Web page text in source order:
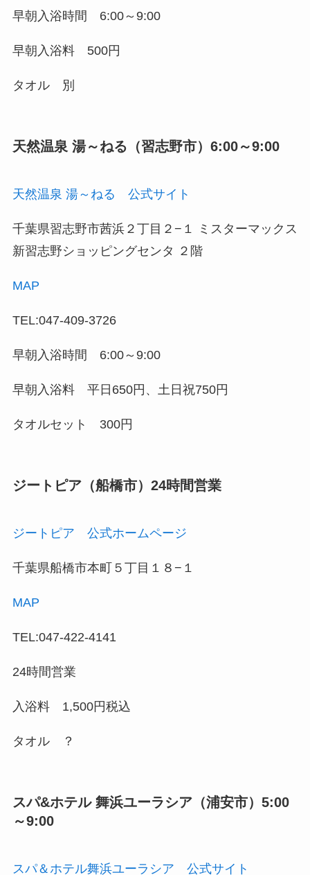
早朝入浴時間 6:00～9:00
早朝入浴料 500円
タオル 別
天然温泉 湯～ねる（習志野市）6:00～9:00
天然温泉 湯～ねる 公式サイト
千葉県習志野市茜浜２丁目２−１ ミスターマックス
新習志野ショッピングセンタ ２階
MAP
TEL:047-409-3726
早朝入浴時間 6:00～9:00
早朝入浴料 平日650円、土日祝750円
タオルセット 300円
ジートピア（船橋市）24時間営業
ジートピア 公式ホームページ
千葉県船橋市本町５丁目１８−１
MAP
TEL:047-422-4141
24時間営業
入浴料 1,500円税込
タオル ？
スパ&ホテル 舞浜ユーラシア（浦安市）5:00
～9:00
スパ＆ホテル舞浜ユーラシア 公式サイト